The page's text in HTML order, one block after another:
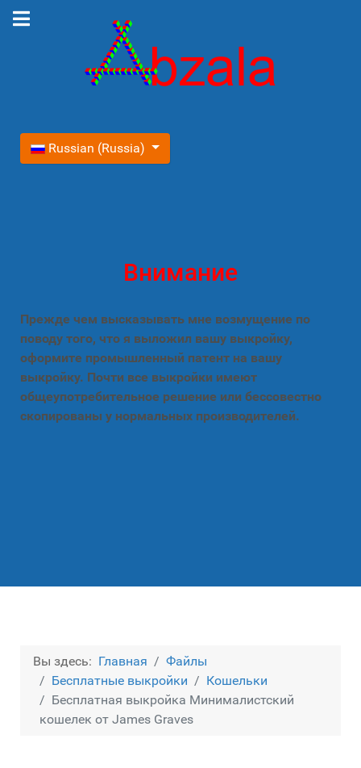
Выберите язык
Russian (Russia)
Внимание
Прежде чем высказывать мне возмущение по
поводу того, что я выложил вашу выкройку,
оформите промышленный патент на вашу
выкройку. Почти все выкройки имеют
общеупотребительное решение или бессовестно
скопированы у нормальных производителей.
Вы здесь: Главная
Файлы
Бесплатные выкройки
Кошельки
Бесплатная выкройка Минималистский
кошелек от James Graves